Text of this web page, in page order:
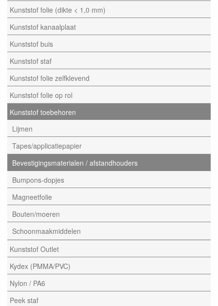
Kunststof folie (dikte < 1,0 mm)
Kunststof kanaalplaat
Kunststof buis
Kunststof staf
Kunststof folie zelfklevend
Kunststof folie op rol
Kunststof toebehoren
Lijmen
Tapes/applicatiepapier
Bevestigingsmaterialen / afstandhouders
Bumpons-dopjes
Magneetfolie
Bouten/moeren
Schoonmaakmiddelen
Kunststof Outlet
Kydex (PMMA/PVC)
Nylon / PA6
Peek staf